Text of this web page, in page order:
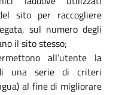
sito per raccogliere
sul numero degli
il sito stesso;
all’utente la
una serie di criteri
al fine di migliorare